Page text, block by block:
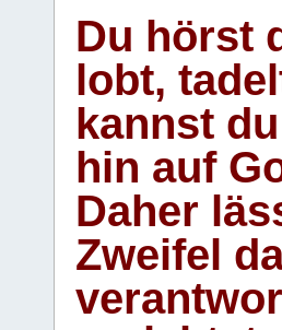
Du hörst
lobt,
kannst
hin auf
Daher
Zweifel